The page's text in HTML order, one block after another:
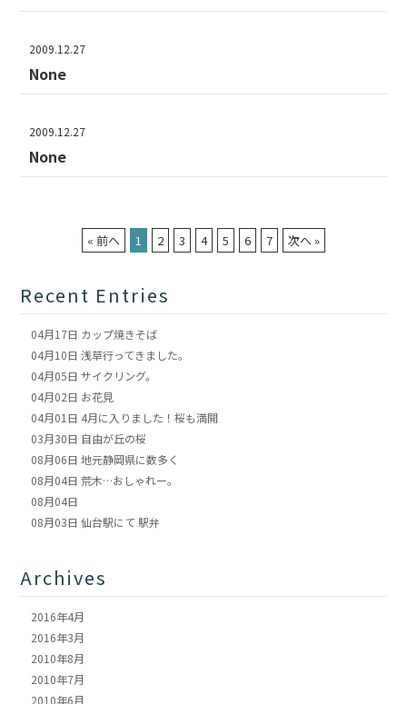
2009.12.27
None
2009.12.27
None
« 前へ 1 2 3 4 5 6 7 次へ »
Recent Entries
04月17日 カップ焼きそば
04月10日 浅草行ってきました。
04月05日 サイクリング。
04月02日 お花見
04月01日 4月に入りました！桜も満開
03月30日 自由が丘の桜
08月06日 地元静岡県に数多く
08月04日 荒木…おしゃれー。
08月04日
08月03日 仙台駅にて 駅弁
Archives
2016年4月
2016年3月
2010年8月
2010年7月
2010年6月